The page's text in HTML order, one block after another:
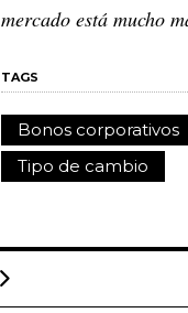
mercado está mucho
TAGS
Bonos corporativos
Tipo de cambio